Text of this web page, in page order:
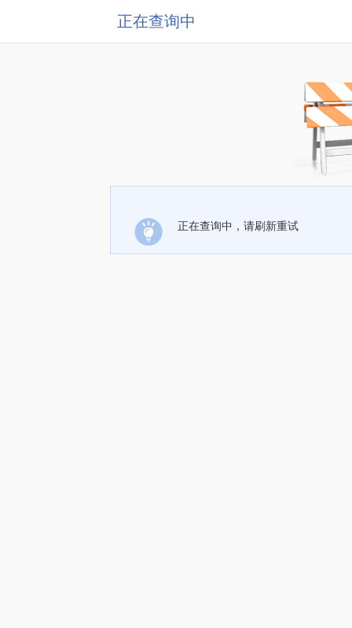
正在查询中
正在查询中，请刷新重试